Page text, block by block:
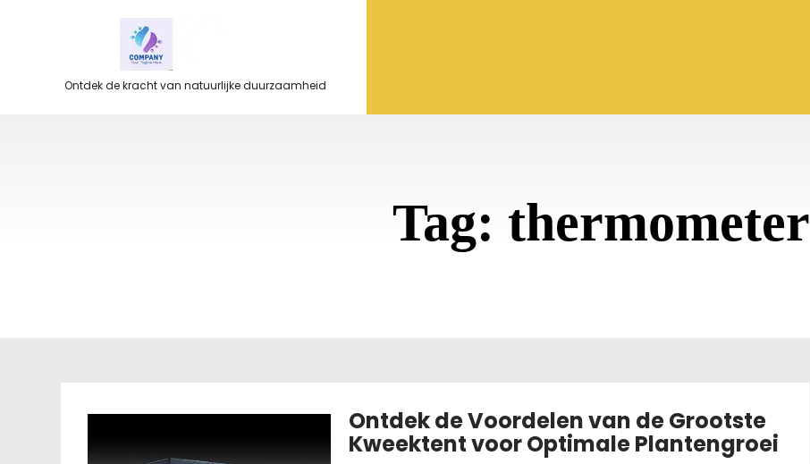
Ontdek de kracht van natuurlijke duurzaamheid
Tag: thermometer
Ontdek de Voordelen van de Grootste
Kweektent voor Optimale Plantengroei